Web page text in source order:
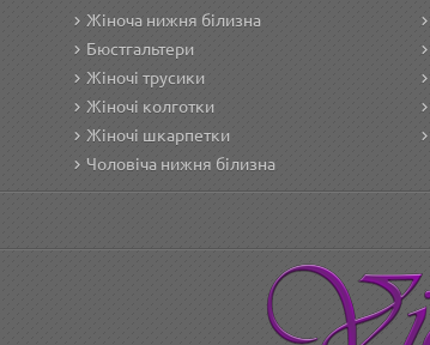
Жіноча нижня білизна
Бюстгальтери
Жіночі трусики
Жіночі колготки
Жіночі шкарпетки
Чоловіча нижня білизна